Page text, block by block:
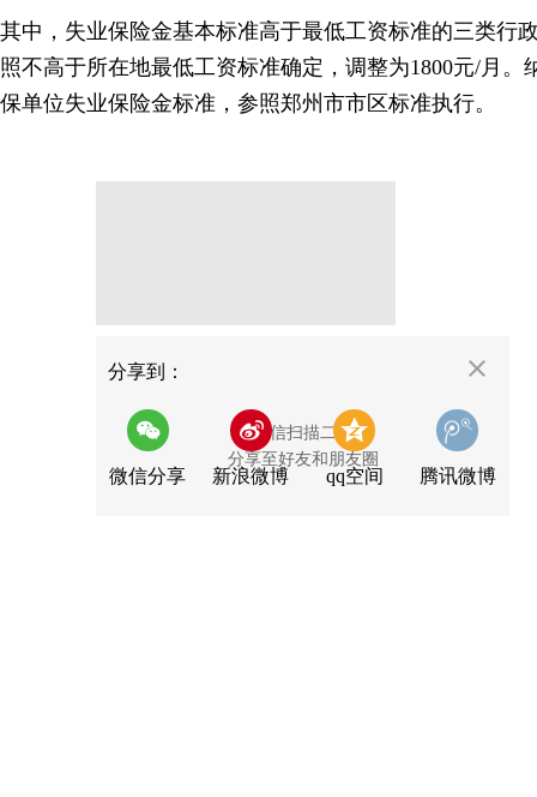
其中，失业保险金基本标准高于最低工资标准的三类行
照不高于所在地最低工资标准确定，调整为1800元/月。
保单位失业保险金标准，参照郑州市市区标准执行。
分享到：
微信分享
用微信扫描二维码
分享至好友和朋友圈
新浪微博 qq空间 腾讯微博